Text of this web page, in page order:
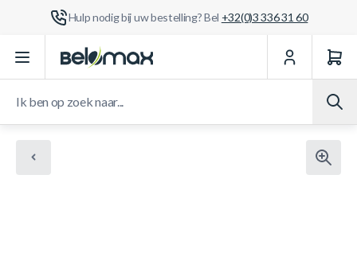
Hulp nodig bij uw bestelling? Bel +32(0)3 336 31 60
Ga naar de inhoud